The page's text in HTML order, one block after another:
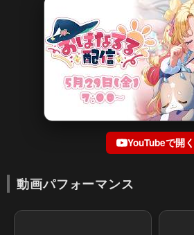
YouTubeで開く
動画パフォーマンス